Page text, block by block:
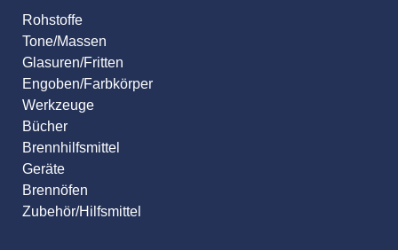
Rohstoffe
Tone/Massen
Glasuren/Fritten
Engoben/Farbkörper
Werkzeuge
Bücher
Brennhilfsmittel
Geräte
Brennöfen
Zubehör/Hilfsmittel